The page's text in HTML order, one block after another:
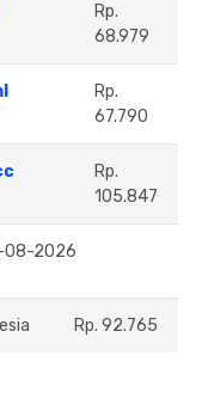
Rp.
68.979
Rp.
67.790
Rp.
105.847
08-2026
Rp. 92.765